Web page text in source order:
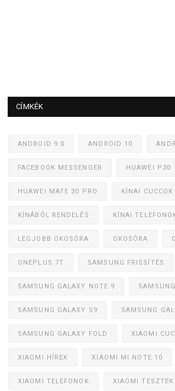
CÍMKÉK
ANDROID 9.0 ANDROID 10
FACEBOOK MESSENGER HUAWEI P30
HUAWEI MATE 30 PRO KÍNAI CUCCOK
KÍNÁBÓL RENDELÉS KÍNAI
LEGJOBB OKOSÓRA OKOSÓRA
ONEPLUS 7T SAMSUNG FRISSÍTÉS
SAMSUNG GALAXY NOTE 9
SAMSUNG GALAXY S9 SAMSUNG
SAMSUNG GALAXY FOLD XIAOMI
XIAOMI HÍREK XIAOMI MI NOTE 10
XIAOMI TELEFONOK XIAOMI TESZTEK